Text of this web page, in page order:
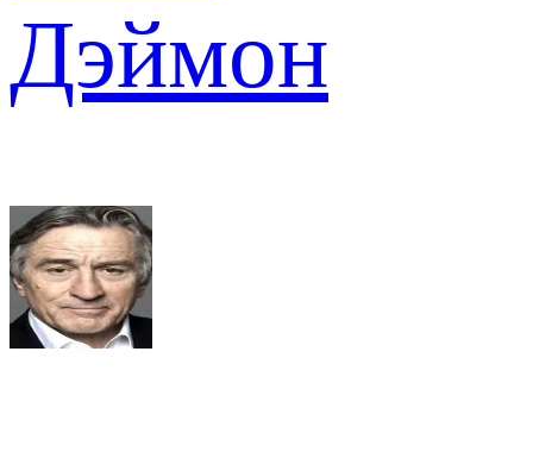
Дэймон